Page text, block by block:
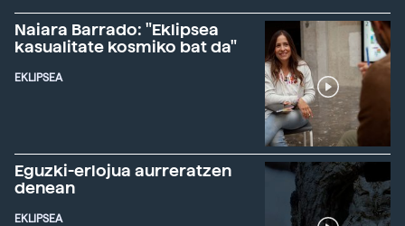
Naiara Barrado: "Eklipsea
kasualitate kosmiko bat da"
EKLIPSEA
Eguzki-erlojua aurreratzen
denean
EKLIPSEA